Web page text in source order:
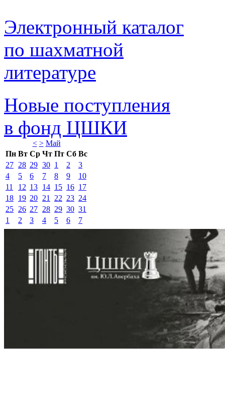
Электронный каталог
по шахматной
литературе
Новые поступления
в фонд ЦШКИ
< > Май
Пн Вт Ср Чт Пт Сб Вс
27 28 29 30 1 2
3
4
5 6 7 8 9
10
11
12 13 14 15 16 17
18 19 20 21 22 23 24
25 26 27 28 29 30 31
1
2 3 4 5 6 7